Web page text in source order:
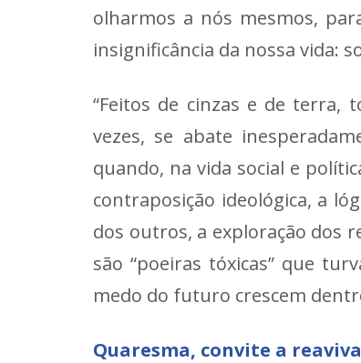
olharmos a nós mesmos,
insignificância da nossa vida:
“Feitos de cinzas e de terra,
vezes, se abate
quando, na vida social e
contraposição ideológica, a
dos outros, a exploração dos
são “poeiras tóxicas” que
medo do futuro crescem
Quaresma, convite a